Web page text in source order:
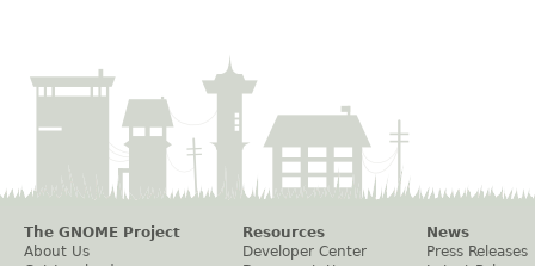
The GNOME Project
About Us
Resources
Developer Center
News
Press Releases